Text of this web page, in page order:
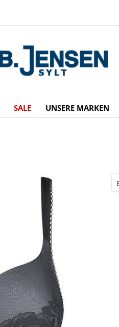
SALE UNSERE MARKEN